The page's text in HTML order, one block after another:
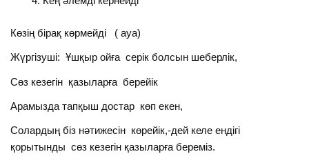
Көзің бірақ көрмейді ( ауа)
Жүргізуші: Ұшқыр ойға серік болсын шеберлік,
Сөз кезегін қазыларға берейік
Арамызда тапқыш достар көп екен,
Солардың біз нәтижесін көрейік,-дей келе ендігі
қорытынды сөз кезегін қазыларға береміз.